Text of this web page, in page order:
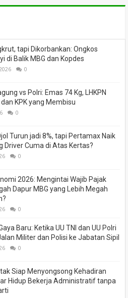
tapi Dikorbankan: Ongkos
di Balik MBG dan Kopdes
0
vs Polri: Emas 74 Kg, LHKPN
dan KPK yang Membisu
0
Turun jadi 8%, tapi Pertamax Naik
Driver Cuma di Atas Kertas?
0
2026: Mengintai Wajib Pajak
Dapur MBG yang Lebih Megah
0
Baru: Ketika UU TNI dan UU Polri
Militer dan Polisi ke Jabatan Sipil
0
Siap Menyongsong Kehadiran
Hidup Bekerja Administratif tanpa